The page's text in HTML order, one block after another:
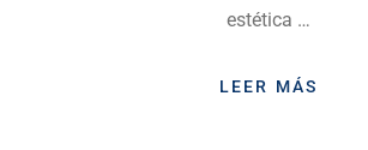
estética …
LEER MÁS